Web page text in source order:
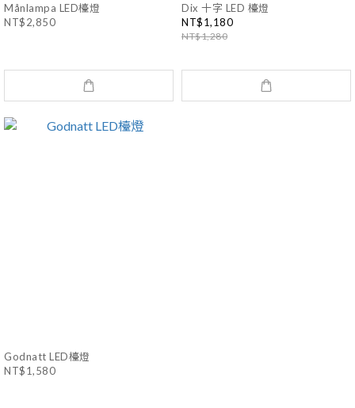
Månlampa LED檯燈
NT$2,850
Dix 十字 LED 檯燈
NT$1,180
NT$1,280
Godnatt LED檯燈
NT$1,580